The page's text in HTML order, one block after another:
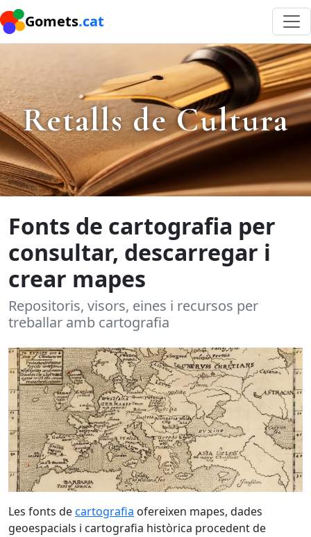
Gomets.cat
Retalls de Cultura
Fonts de cartografia per
consultar, descarregar i
crear mapes
Repositoris, visors, eines i recursos per
treballar amb cartografia
Les fonts decartografia ofereixen mapes, dades
geoespacials i cartografia històrica procedent de